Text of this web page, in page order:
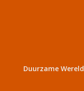
Duurzame Wereld